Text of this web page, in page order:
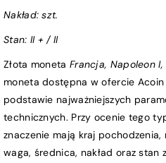
Nakład: szt.
Stan: II + / II
Złota moneta Francja, Napoleon
moneta dostępna w ofercie
podstawie najważniejszych
technicznych. Przy ocenie tego
znaczenie mają kraj pochodzenia,
waga, średnica, nakład oraz stan